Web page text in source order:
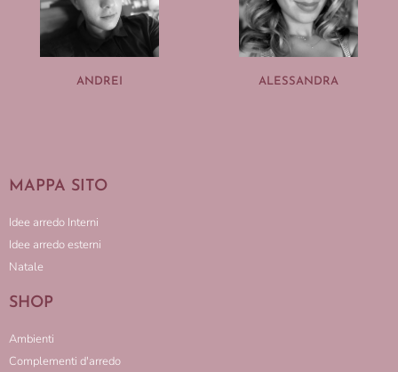
ANDREI ALESSANDRA
MAPPA SITO
Idee arredo Interni
Idee arredo esterni
Natale
SHOP
Ambienti
Complementi d'arredo